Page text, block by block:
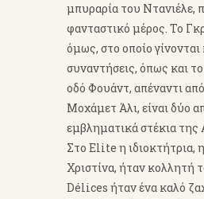
μπυραρία του Ντανιέλε,
φανταστικό μέρος. Το
όμως, στο οποίο γίνονται
συναντήσεις, όπως και
οδό Φουάντ, απέναντι
Μοχάμετ Άλι, είναι δύο
εμβληματικά στέκια της
Στο Elite η ιδιοκτήτρια,
Χριστίνα, ήταν κολλητή
Délices ήταν ένα καλό